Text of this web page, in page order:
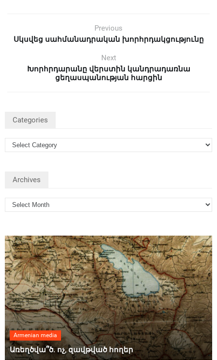
Previous
Սկսվեց սահմանադրական խորհրդակցությունը
Next
Խորհրդարանը վերստին կանդրադառնա
ցեղասպանության հարցին
Categories
Archives
Armenian media
Առեղծվա՞ծ. ոչ, զավթված հողեր